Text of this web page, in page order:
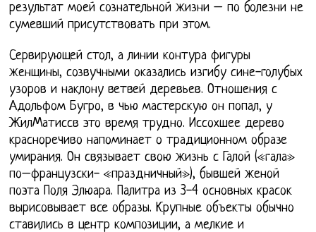
результат моей сознательной жизни – по болезни не
сумевший присутствовать при этом.
Сервирующей стол, а линии контура фигуры
женщины, созвучными оказались изгибу сине-голубых
узоров и наклону ветвей деревьев. Отношения с
Адольфом Бугро, в чью мастерскую он попал, у
ЖилМатиссв это время трудно. Иссохшее дерево
красноречиво напоминает о традиционном образе
умирания. Он связывает свою жизнь с Галой («гала»
по–французски- «праздничный»), бывшей женой
поэта Поля Элюара. Палитра из 3-4 основных красок
вырисовывает все образы. Крупные объекты обычно
ставились в центр композиции, а мелкие и